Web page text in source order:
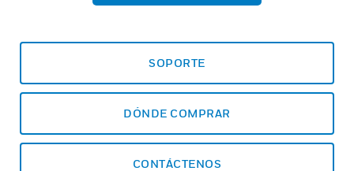
SOPORTE
DÓNDE COMPRAR
CONTÁCTENOS